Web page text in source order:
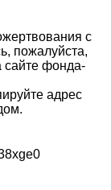
с
пожалуйста,
фонда-
адрес
.